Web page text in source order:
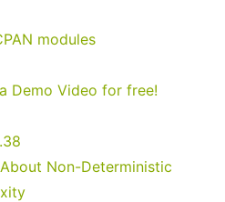
modules
Demo Video for free!
Non-Deterministic